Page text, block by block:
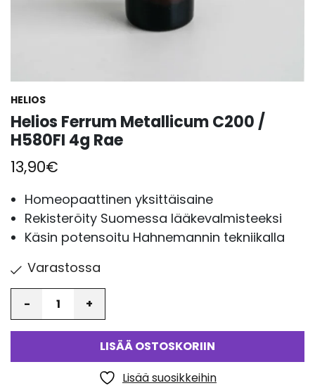
HELIOS
Helios Ferrum Metallicum C200 /
H580FI 4g Rae
13,90€
Homeopaattinen yksittäisaine
Rekisteröity Suomessa lääkevalmisteeksi
Käsin potensoitu Hahnemannin tekniikalla
Varastossa
LISÄÄ OSTOSKORIIN
Lisää suosikkeihin